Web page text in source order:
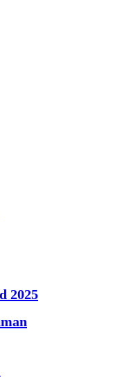
2025